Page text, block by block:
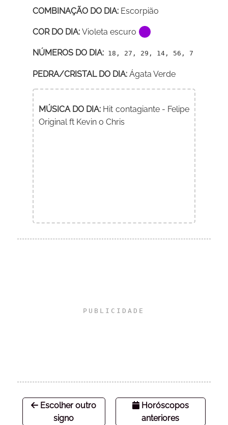
COMBINAÇÃO DO DIA: Escorpião
COR DO DIA: Violeta escuro
NÚMEROS DO DIA: 18, 27, 29, 14, 56, 7
PEDRA/CRISTAL DO DIA: Ágata Verde
MÚSICA DO DIA: Hit contagiante - Felipe
Original ft Kevin o Chris
Escolher outro
signo
Horóscopos
anteriores